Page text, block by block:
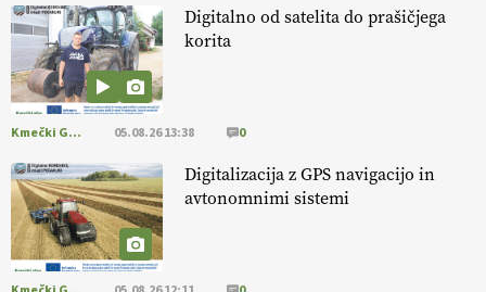
kmetijstvo brez škropljenja?
EKOloško = logično: ekološka kmetija
ALTENBAHER
EKOloško = logično: ekološko oljarstvo
MORGAN
EKOloško = logično: ekološka kmetija
FREŠER
Digitalno od satelita do prašičjega
korita
Kmečki Glas 05.08.26 13:38 0
Digitalizacija z GPS navigacijo in
avtonomnimi sistemi